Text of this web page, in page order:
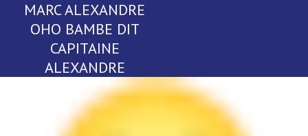
MARC ALEXANDRE
OHO BAMBE DIT
CAPITAINE
ALEXANDRE